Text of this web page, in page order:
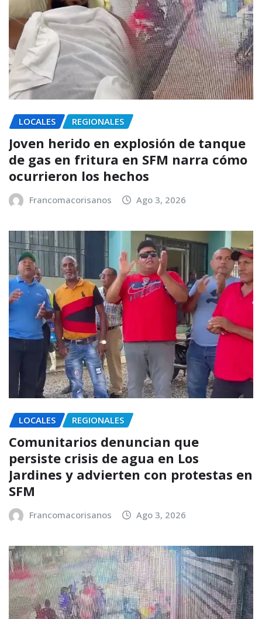
LOCALES REGIONALES
Joven herido en explosión de tanque
de gas en fritura en SFM narra cómo
ocurrieron los hechos
Francomacorisanos Ago 3, 2026
LOCALES REGIONALES
Comunitarios denuncian que
persiste crisis de agua en Los
Jardines y advierten con protestas en
SFM
Francomacorisanos Ago 3, 2026